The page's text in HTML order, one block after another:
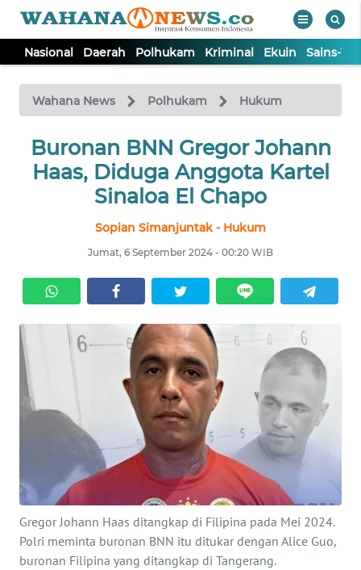
Nasional Daerah Polhukam Kriminal Ekuin Sains-
Wahana News Polhukam Hukum
Buronan BNN Gregor Johann
Haas, Diduga Anggota Kartel
Sinaloa El Chapo
Sopian Simanjuntak - Hukum
Jumat, 6 September 2024 - 00:20 WIB
Gregor Johann Haas ditangkap di Filipina pada Mei 2024.
Polri meminta buronan BNN itu ditukar dengan Alice Guo,
buronan Filipina yang ditangkap di Tangerang.
TV
Tutup
NASIONAL
KRIMINAL
EKUIN
SAINS-TEKNO
KESEHATAN
INTERNASIONAL
SERBA-SERBI
PENDIDIKAN